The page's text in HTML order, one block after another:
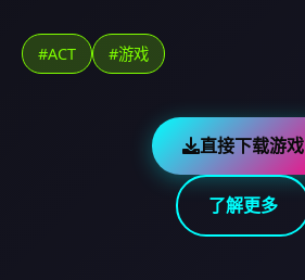
#ACT #游戏
直接下载游戏
了解更多